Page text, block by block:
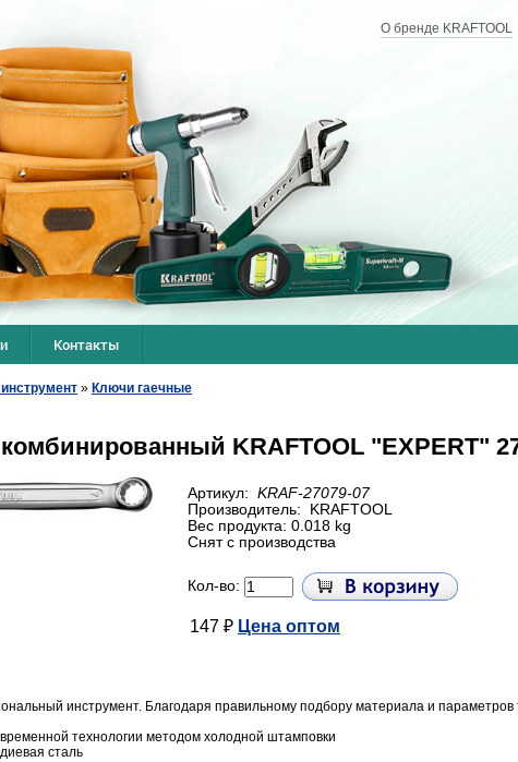
О бренде KRAFTOOL
Контакты
» Ключи гаечные
KRAFTOOL "EXPERT"
Артикул: KRAF-27079-07
Производитель:
KRAFTOOL
Вес продукта: 0.018 kg
Снят с производства
Кол-во:
147 ₽ Цена оптом
инструмент. Благодаря правильному подбору материала и параметров
технологии методом холодной штамповки
сталь